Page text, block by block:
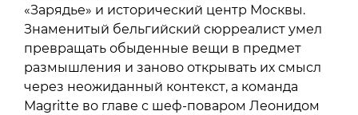
«Зарядье» и исторический центр Москвы.
Знаменитый бельгийский сюрреалист умел
превращать обыденные вещи в предмет
размышления и заново открывать их смысл
через неожиданный контекст, а команда
Magritte во главе с шеф-поваром Леонидом